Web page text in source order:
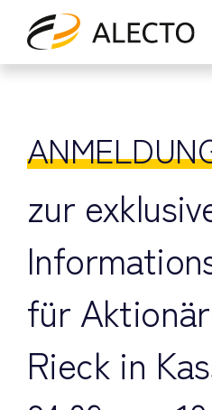
Inhalt
springen
zur
für
Rieck in